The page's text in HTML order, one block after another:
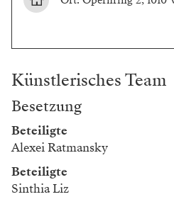
Künstlerisches Team
Besetzung
Beteiligte
Alexei Ratmansky
Beteiligte
Sinthia Liz